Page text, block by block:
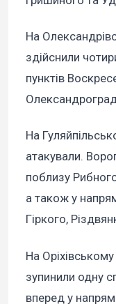
На
здійснили
пунктів
На
атакували.
поблизу
а також у
Гіркого,
На
зупинили одну
вперед у